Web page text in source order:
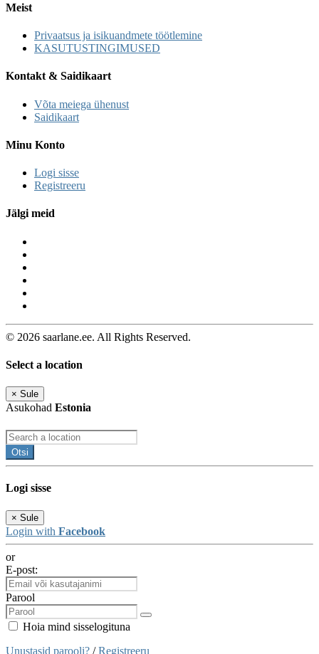
Meist
Privaatsus ja isikuandmete töötlemine
KASUTUSTINGIMUSED
Kontakt & Saidikaart
Võta meiega ühenust
Saidikaart
Minu Konto
Logi sisse
Registreeru
Jälgi meid
© 2026 saarlane.ee. All Rights Reserved.
Select a location
× Sule
Asukohad Estonia
Otsi
Logi sisse
× Sule
Login with Facebook
or
E-post:
Parool
Hoia mind sisselogituna
Unustasid parooli? /Registreeru